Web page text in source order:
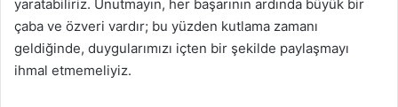
yaratabiliriz. Unutmayın, her başarının ardında büyük bir
çaba ve özveri vardır; bu yüzden kutlama zamanı
geldiğinde, duygularımızı içten bir şekilde paylaşmayı
ihmal etmemeliyiz.